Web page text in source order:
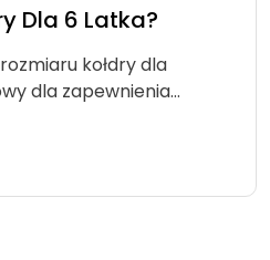
Dla 6 Latka?
kołdry dla
dla zapewnienia…